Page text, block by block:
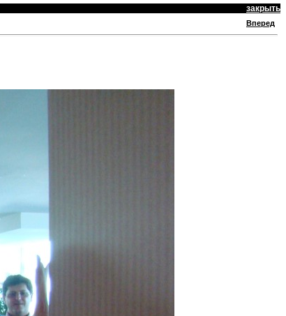
закрыть
Вперед